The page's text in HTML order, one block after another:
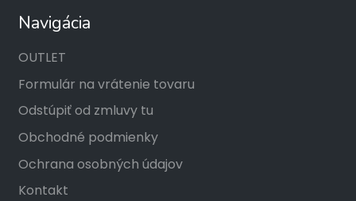
Navigácia
OUTLET
Formulár na vrátenie tovaru
Odstúpiť od zmluvy tu
Obchodné podmienky
Ochrana osobných údajov
Kontakt